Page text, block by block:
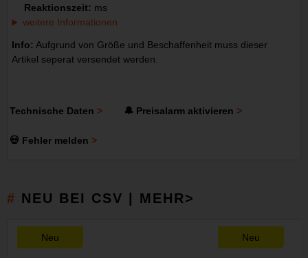
Reaktionszeit: ms
weitere Informationen
Info: Aufgrund von Größe und Beschaffenheit muss dieser
Artikel seperat versendet werden.
Technische Daten 🔔 Preisalarm aktivieren
💀 Fehler melden
NEU BEI CSV | MEHR>
Neu Neu